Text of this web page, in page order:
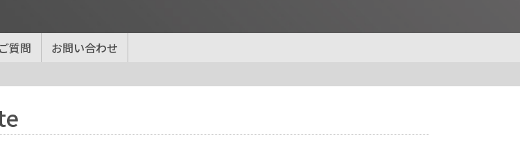
質問 お問い合わせ